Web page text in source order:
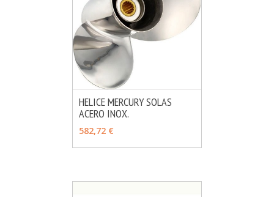
VER OPCIONES
HELICE MERCURY SOLAS
ACERO INOX.
582,72 €